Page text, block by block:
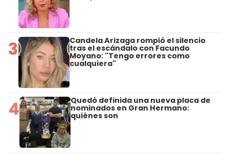
3 Candela Arizaga rompió el silencio
tras el escándalo con Facundo
Moyano: "Tengo errores como
cualquiera"
4 Quedó definida una nueva placa de
nominados en Gran Hermano:
quiénes son